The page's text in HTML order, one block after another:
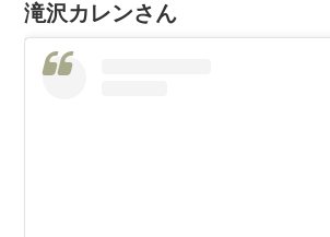
滝沢カレンさん